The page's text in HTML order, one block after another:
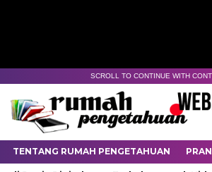
SCROLL TO CONTINUE WITH
TENTANG RUMAH PENGETAHUAN